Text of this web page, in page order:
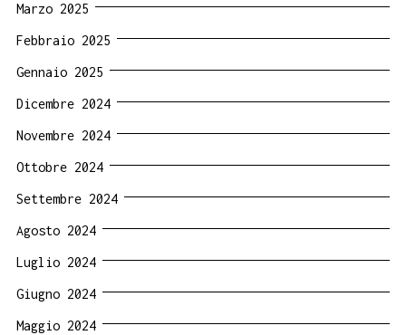
Marzo 2025
Febbraio 2025
Gennaio 2025
Dicembre 2024
Novembre 2024
Ottobre 2024
Settembre 2024
Agosto 2024
Luglio 2024
Giugno 2024
Maggio 2024